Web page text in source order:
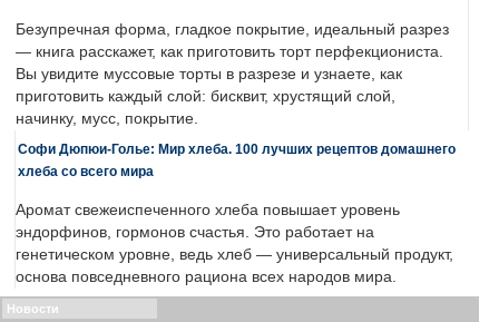
Безупречная форма, гладкое покрытие, идеальный разрез
— книга расскажет, как приготовить торт перфекциониста.
Вы увидите муссовые торты в разрезе и узнаете, как
приготовить каждый слой: бисквит, хрустящий слой,
начинку, мусс, покрытие.
Софи Дюпюи-Голье: Мир хлеба. 100 лучших рецептов домашнего
хлеба со всего мира
Аромат свежеиспеченного хлеба повышает уровень
эндорфинов, гормонов счастья. Это работает на
генетическом уровне, ведь хлеб — универсальный продукт,
основа повседневного рациона всех народов мира.
Новости